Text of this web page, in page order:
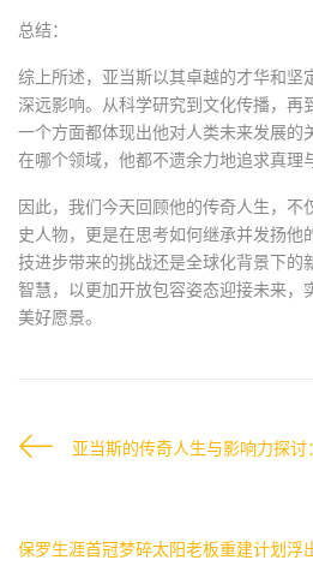
总结：
综上所述，亚当斯以其卓越的才华和坚
深远影响。从科学研究到文化传播，再
一个方面都体现出他对人类未来发展的
在哪个领域，他都不遗余力地追求真理
因此，我们今天回顾他的传奇人生，不
史人物，更是在思考如何继承并发扬他
技进步带来的挑战还是全球化背景下的
智慧，以更加开放包容姿态迎接未来，
美好愿景。
亚当斯的传奇人生与影响力探
保罗生涯首冠梦碎太阳老板重建计划浮